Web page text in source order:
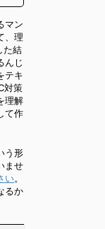
マン
、理
た結
んじ
テキ
対策
理解
て作
う形
ませ
い。
るか